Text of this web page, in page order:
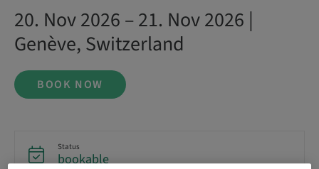
20. Nov 2026 – 21. Nov 2026 |
Genève, Switzerland
BOOK NOW
Status
bookable